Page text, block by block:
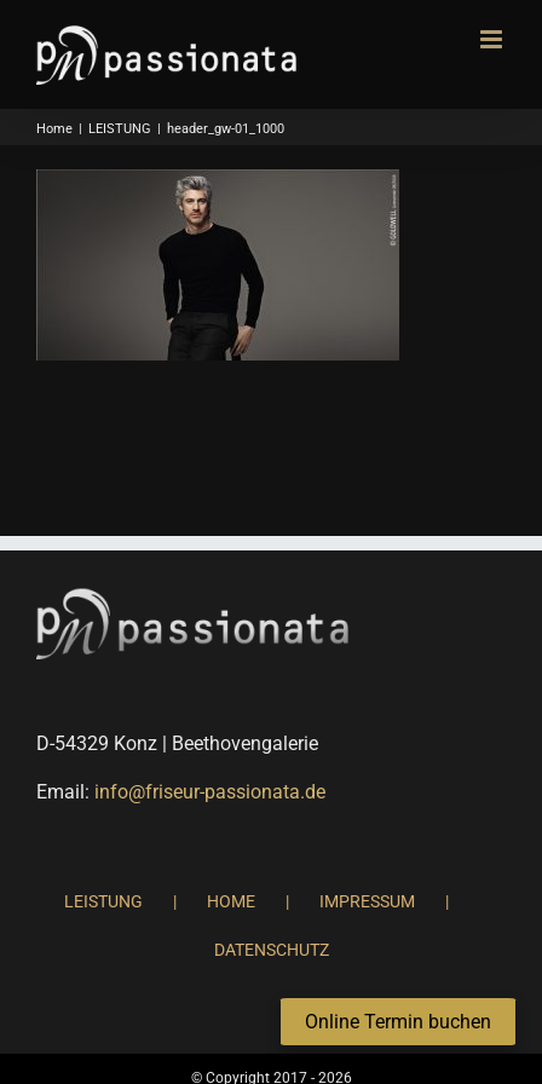
contentHome | LEISTUNG | header_gw-01_1000
D-54329 Konz | Beethovengalerie
Email: info@friseur-passionata.de
Online Termin buchen
LEISTUNG HOME IMPRESSUM
DATENSCHUTZ
© Copyright 2017 - 2026